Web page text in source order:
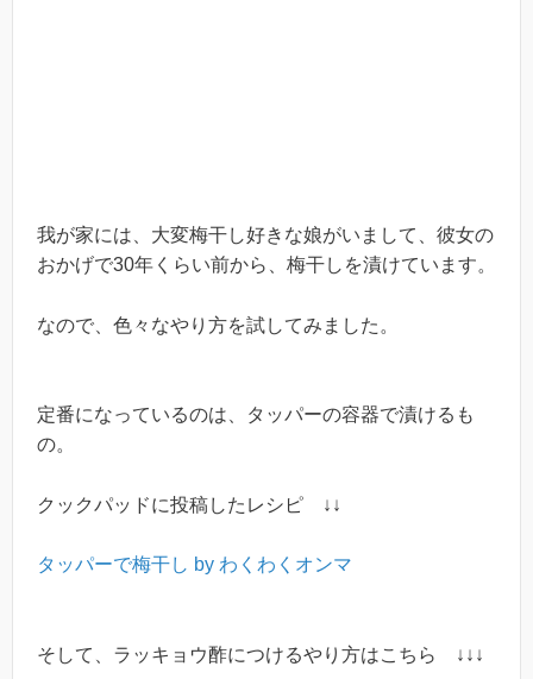
我が家には、大変梅干し好きな娘がいまして、彼女の
おかげで30年くらい前から、梅干しを漬けています。
なので、色々なやり方を試してみました。
定番になっているのは、タッパーの容器で漬けるも
の。
クックパッドに投稿したレシピ ↓↓
タッパーで梅干し by わくわくオンマ
そして、ラッキョウ酢につけるやり方はこちら ↓↓↓